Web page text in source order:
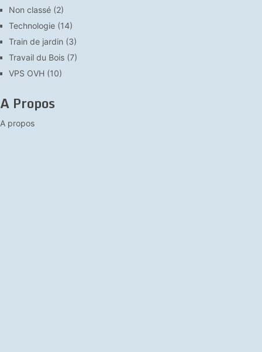
Non classé (2)
Technologie (14)
Train de jardin (3)
Travail du Bois (7)
VPS OVH (10)
A Propos
A propos